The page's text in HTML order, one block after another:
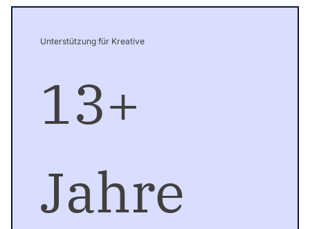
Unterstützung für Kreative
13+
Jahre